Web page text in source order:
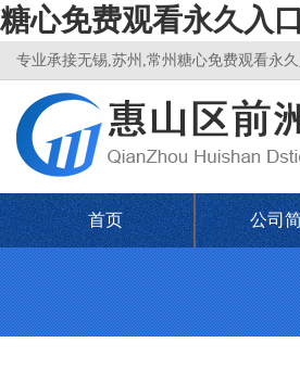
糖心免费观看永久入
专业承接无锡,苏州,常州糖心免费观看永
首页 公司